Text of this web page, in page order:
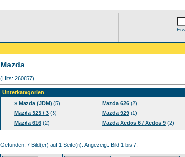
Mazda
(Hits: 260657)
Unterkategorien
» Mazda (JDM) (5)
Mazda 323 / 3 (3)
Mazda 616 (2)
Mazda 626 (2)
Mazda 929 (1)
Mazda Xedos 6 / Xedos 9 (2)
Gefunden: 7 Bild(er) auf 1 Seite(n). Angezeigt: Bild 1 bis 7.